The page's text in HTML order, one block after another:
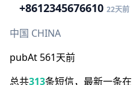
+8612345676610 22天前
中国 CHINA
pubAt 561天前
总共313条短信，最新一条在